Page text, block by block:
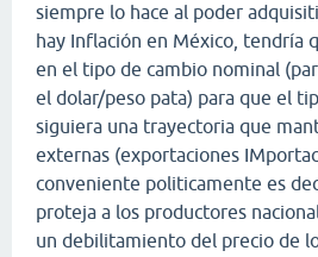
siempre lo hace al poder
hay Inflación en México, tendría
en el tipo de cambio nominal
el dolar/peso pata) para que el
siguiera una trayectoria que
externas (exportaciones
conveniente politicamente es
proteja a los productores
un debilitamiento del precio de